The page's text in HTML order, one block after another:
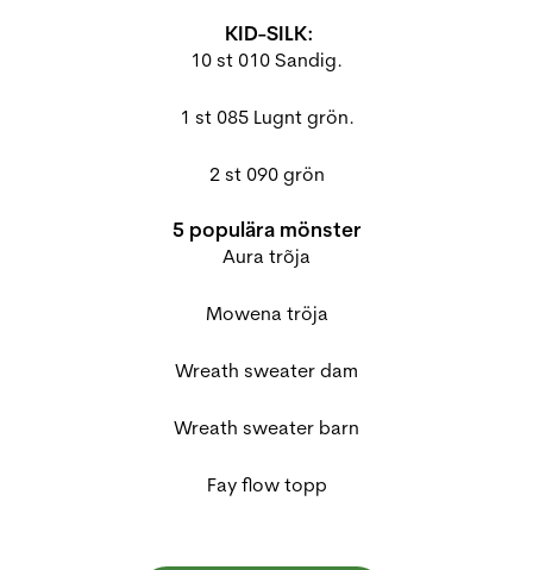
KID-SILK:
10 st 010 Sandig.
1 st 085 Lugnt grön.
2 st 090 grön
5 populära mönster
Aura trõja
Mowena tröja
Wreath sweater dam
Wreath sweater barn
Fay flow topp